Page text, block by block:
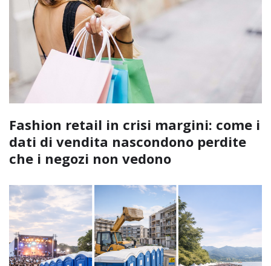
Fashion retail in crisi margini: come i
dati di vendita nascondono perdite
che i negozi non vedono